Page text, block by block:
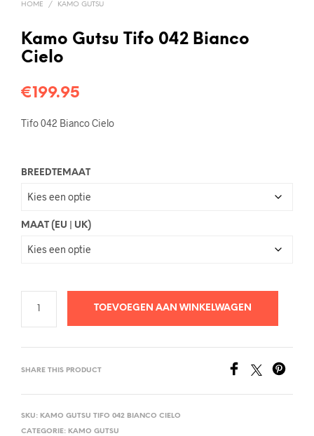
HOME / KAMO GUTSU
Kamo Gutsu Tifo 042 Bianco
Cielo
€199.95
Tifo 042 Bianco Cielo
BREEDTEMAAT
MAAT (EU | UK)
TOEVOEGEN AAN WINKELWAGEN
SHARE THIS PRODUCT
SKU: KAMO GUTSU TIFO 042 BIANCO CIELO
CATEGORIE: KAMO GUTSU